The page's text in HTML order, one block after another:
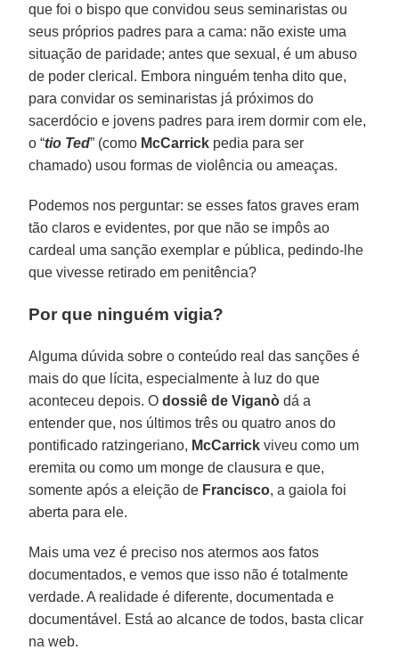
que foi o bispo que convidou seus seminaristas ou
seus próprios padres para a cama: não existe uma
situação de paridade; antes que sexual, é um abuso
de poder clerical. Embora ninguém tenha dito que,
para convidar os seminaristas já próximos do
sacerdócio e jovens padres para irem dormir com ele,
o “tio Ted” (como McCarrick pedia para ser
chamado) usou formas de violência ou ameaças.
Podemos nos perguntar: se esses fatos graves eram
tão claros e evidentes, por que não se impôs ao
cardeal uma sanção exemplar e pública, pedindo-lhe
que vivesse retirado em penitência?
Por que ninguém vigia?
Alguma dúvida sobre o conteúdo real das sanções é
mais do que lícita, especialmente à luz do que
aconteceu depois. Odossiê de Viganò dá a
entender que, nos últimos três ou quatro anos do
pontificado ratzingeriano, McCarrick viveu como um
eremita ou como um monge de clausura e que,
somente após a eleição de Francisco, a gaiola foi
aberta para ele.
Mais uma vez é preciso nos atermos aos fatos
documentados, e vemos que isso não é totalmente
verdade. A realidade é diferente, documentada e
documentável. Está ao alcance de todos, basta clicar
na web.